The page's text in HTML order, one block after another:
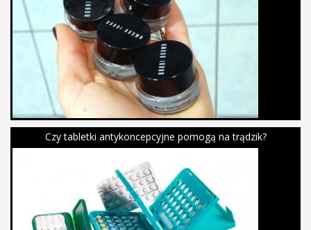
Czy tabletki antykoncepcyjne pomogą na trądzik?